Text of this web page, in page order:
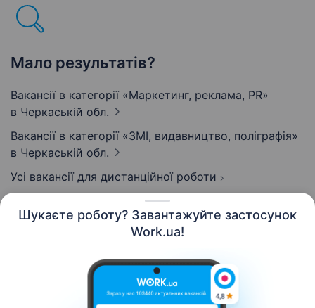
Шукаєте роботу? Завантажуйте застосунок
Work.ua!
Мало результатів?
Вакансії в категорії «Маркетинг, реклама, PR»
в Черкаській обл.
Вакансії в категорії «ЗМІ, видавництво, поліграфія»
в Черкаській обл.
Усі вакансії для дистанційної роботи